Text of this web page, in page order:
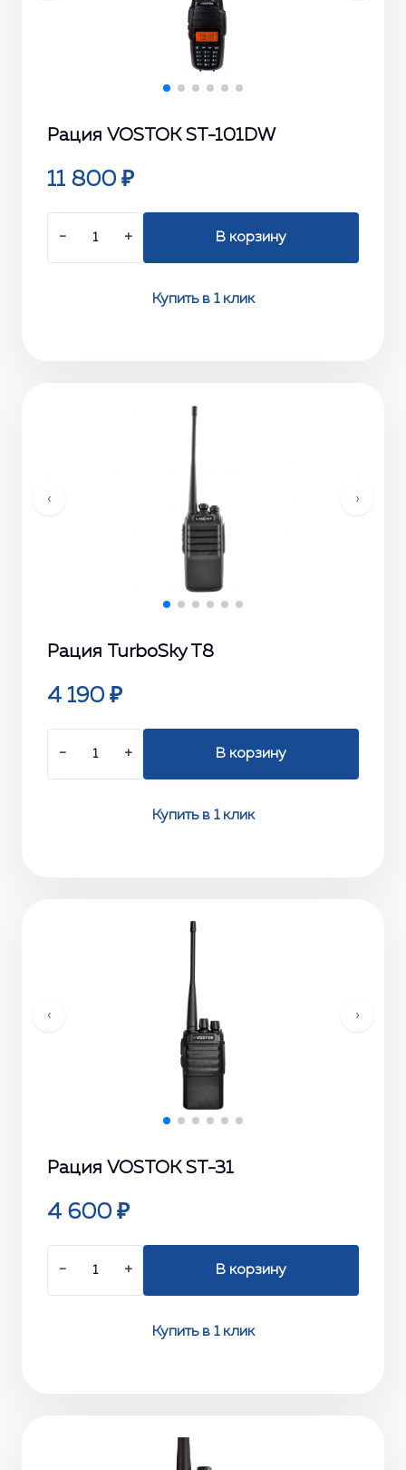
Рация VOSTOK ST-101DW
11 800 ₽
− + В корзину
Купить в 1 клик
‹ ›
Рация TurboSky T8
4 190 ₽
− + В корзину
Купить в 1 клик
‹ ›
Рация VOSTOK ST-31
4 600 ₽
− + В корзину
Купить в 1 клик